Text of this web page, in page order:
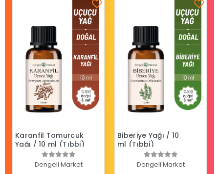
Karanfil Tomurcuk
Yağı / 10 ml (Tıbbi)
Dengeli Market
Biberiye Yağı / 10
ml (Tıbbi)
Dengeli Market